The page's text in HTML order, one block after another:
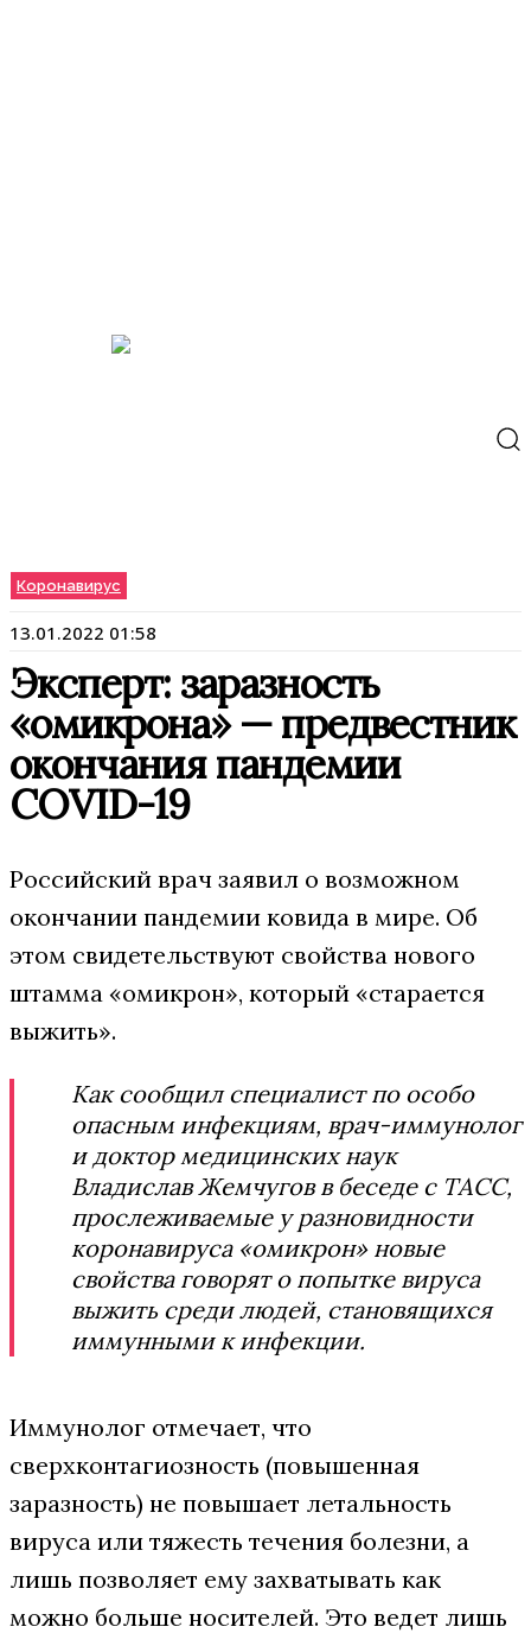
Коронавирус
13.01.2022 01:58
Эксперт: заразность
«омикрона» — предвестник
окончания пандемии
COVID-19
Российский врач заявил о возможном
окончании пандемии ковида в мире. Об
этом свидетельствуют свойства нового
штамма «омикрон», который «старается
выжить».
Как сообщил специалист по особо
опасным инфекциям, врач-иммунолог
и доктор медицинских наук
Владислав Жемчугов в беседе с ТАСС,
прослеживаемые у разновидности
коронавируса «омикрон» новые
свойства говорят о попытке вируса
выжить среди людей, становящихся
иммунными к инфекции.
Иммунолог отмечает, что
сверхконтагиозность (повышенная
заразность) не повышает летальность
вируса или тяжесть течения болезни, а
лишь позволяет ему захватывать как
можно больше носителей. Это ведет лишь